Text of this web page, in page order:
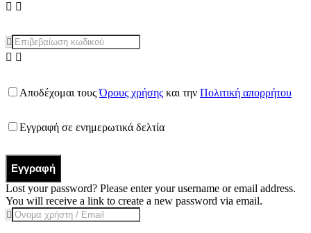
Αποδέχομαι τουςΌρους χρήσης και την Πολιτική απορρήτου
Εγγραφή σε ενημερωτικά δελτία
Εγγραφή
Lost your password? Please enter your username or email address.
You will receive a link to create a new password via email.